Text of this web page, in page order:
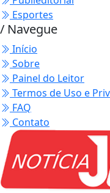
Esportes
/ Navegue
Início
Sobre
Painel do Leitor
Termos de Uso e
FAQ
Contato